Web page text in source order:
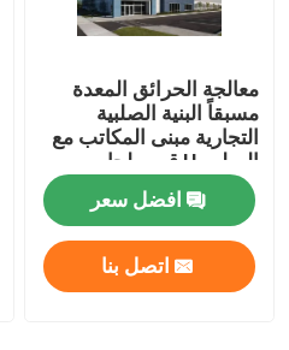
معالجة الحرائق المعدة
مسبقاً البنية الصلبية
التجارية مبنى المكاتب مع
الصلب H قسم لحام
افضل سعر
اتصل بنا